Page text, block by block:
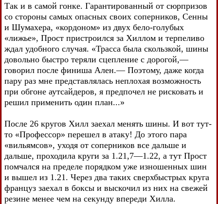
Так и в самой гонке. Гарантированный от сюрпризов
со стороны самых опасных своих соперников, Сенны
и Шумахера, «кордоном» из двух бело-голубых
«лижье», Прост пристроился за Хиллом и терпеливо
ждал удобного случая. «Трасса была скользкой, шины
довольно быстро теряли сцепление с дорогой,—
говорил после финиша Ален.— Поэтому, даже когда
пару раз мне представлялась неплохая возможность
при обгоне аутсайдеров, я предпочел не рисковать и
решил применить один план...»
После 26 кругов Хилл заехал менять шины. И вот тут-
то «Профессор» перешел в атаку! До этого пара
«вильямсов», уходя от соперников все дальше и
дальше, проходила круги за 1.21,7—1.22, а тут Прост
помчался на пределе порядком уже изношенных шин
и вышел из 1.21. Через два таких сверхбыстрых круга
француз заехал в боксы и выскочил из них на свежей
резине менее чем на секунду впереди Хилла.